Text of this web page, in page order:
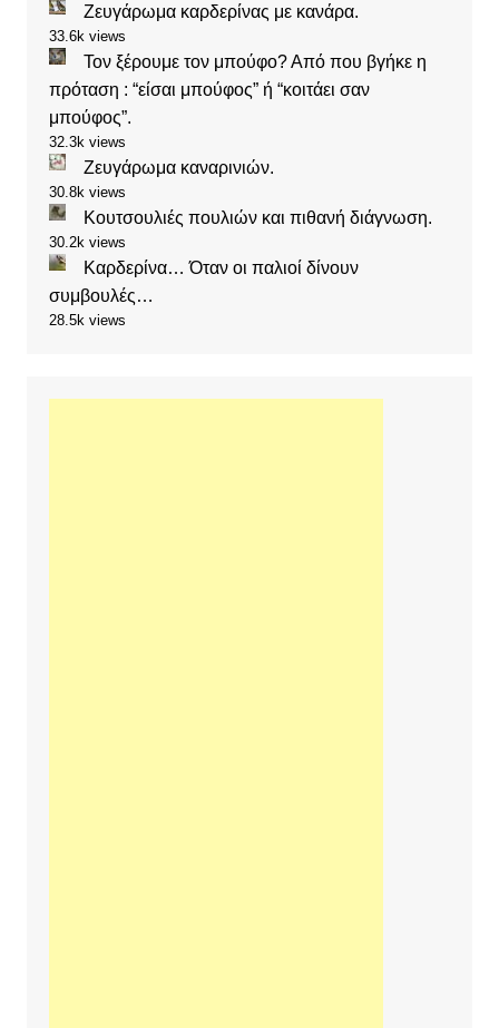
Ζευγάρωμα καρδερίνας με κανάρα.
33.6k views
Τον ξέρουμε τον μπούφο? Από που βγήκε η
πρόταση : “είσαι μπούφος” ή “κοιτάει σαν
μπούφος”.
32.3k views
Ζευγάρωμα καναρινιών.
30.8k views
Κουτσουλιές πουλιών και πιθανή διάγνωση.
30.2k views
Καρδερίνα… Όταν οι παλιοί δίνουν
συμβουλές…
28.5k views